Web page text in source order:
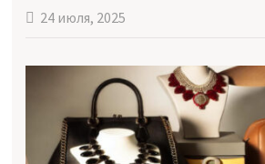
24 июля, 2025